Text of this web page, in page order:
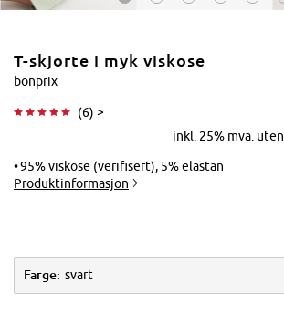
T-skjorte i myk viskose
bonprix
(6) >
inkl. 25% mva. uten
95% viskose (verifisert), 5% elastan
Produktinformasjon
Farge: svart